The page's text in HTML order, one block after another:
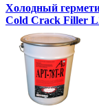
Холодный
Cold Crack Filler